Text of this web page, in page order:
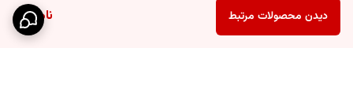
ناموجود دیدن محصولات مرتبط